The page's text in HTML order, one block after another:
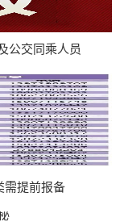
公交同乘人员
需提前报备